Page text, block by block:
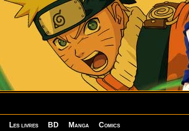
Les livres BD Manga Comics